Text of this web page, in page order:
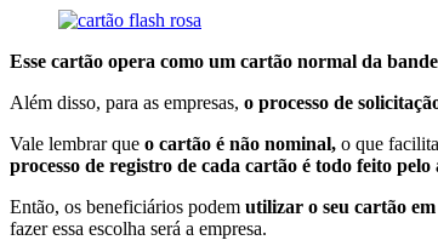
Esse cartão opera como um cartão normal da
Além disso, para as empresas, o processo de
Vale lembrar que o cartão é não nominal, o que
processo de registro de cada cartão é todo feito
Então, os beneficiários podem utilizar o seu cartão
fazer essa escolha será a empresa.